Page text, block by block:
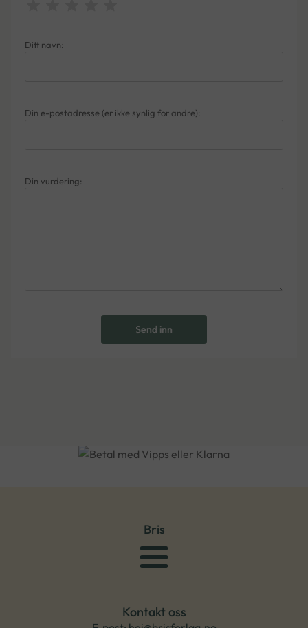
Ditt navn:
Din e-postadresse (er ikke synlig for andre):
Din vurdering:
Send inn
Bris
Kontakt oss